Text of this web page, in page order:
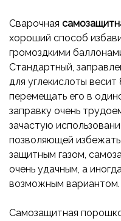
Сварочная
хороший способ
громоздкими
Стандартный,
для углекислоты
перемещать его в
заправку очень
зачастую
позволяющей
защитным газом,
очень удачным, а
возможным вариантом.
Самозащитная